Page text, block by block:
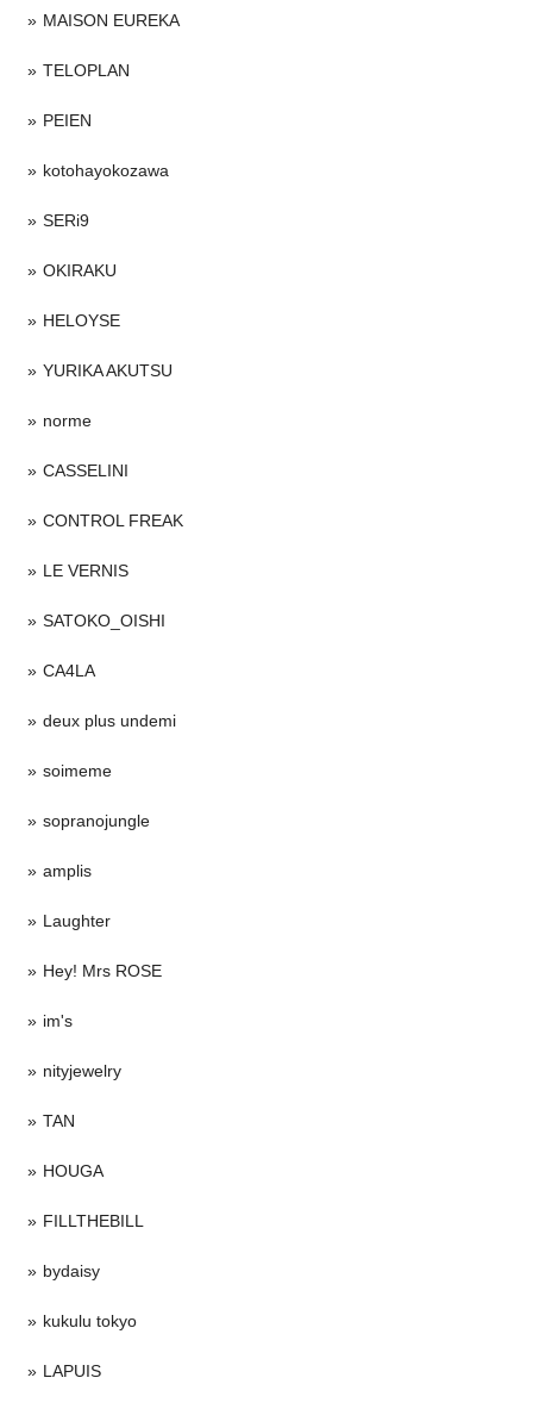
MAISON EUREKA
TELOPLAN
PEIEN
kotohayokozawa
SERi9
OKIRAKU
HELOYSE
YURIKA AKUTSU
norme
CASSELINI
CONTROL FREAK
LE VERNIS
SATOKO_OISHI
CA4LA
deux plus undemi
soimeme
sopranojungle
amplis
Laughter
Hey! Mrs ROSE
im's
nityjewelry
TAN
HOUGA
FILLTHEBILL
bydaisy
kukulu tokyo
LAPUIS